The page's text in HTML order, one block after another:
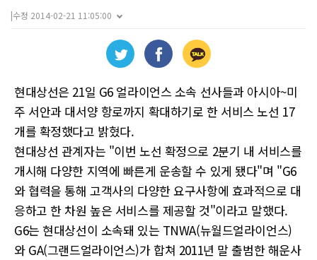
|수정 2014-02-21 11:05:00
현대상선은 21일 G6 얼라이언스 소속 선사들과 아시아~미
주 서안과 대서양 항로까지 확대하기로 한 서비스 노선 17
개를 확정했다고 밝혔다.
현대상선 관계자는 "이번 노선 확정으로 2분기 내 서비스를
개시해 다양한 지역에 빠른게 운송할 수 있게 됐다"며 "G6
와 협력을 통해 고객사의 다양한 요구사항에 효과적으로 대
응하고 한 차원 높은 서비스를 제공할 것"이라고 말했다.
G6는 현대상선이 소속돼 있는 TNWA(뉴월드얼라이언스)
와 GA(그랜드얼라이언스)가 합쳐 2011년 말 출범한 해운사